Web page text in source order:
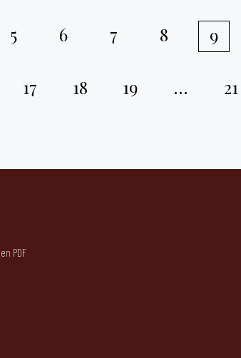
5 6 7 8 9
17 18 19 … 21
PDF